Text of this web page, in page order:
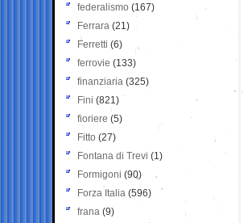
federalismo (167)
Ferrara (21)
Ferretti (6)
ferrovie (133)
finanziaria (325)
Fini (821)
fioriere (5)
Fitto (27)
Fontana di Trevi (1)
Formigoni (90)
Forza Italia (596)
frana (9)